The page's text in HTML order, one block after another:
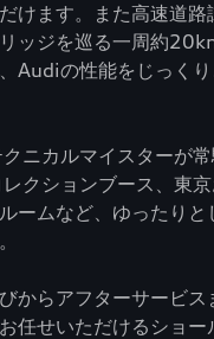
けます。また高速道路
ッジを巡る一周約
Audiの性能をじっく
ニカルマイスターが
クションブース、東
ームなど、ゆったりと
からアフターサービス
任せいただけるショー